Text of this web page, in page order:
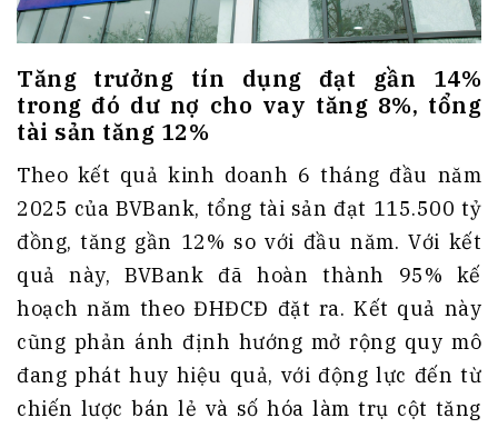
Tăng trưởng tín dụng đạt gần 14%
trong đó dư nợ cho vay tăng 8%, tổng
tài sản tăng 12%
Theo kết quả kinh doanh 6 tháng đầu năm
2025 của BVBank, tổng tài sản đạt 115.500 tỷ
đồng, tăng gần 12% so với đầu năm. Với kết
quả này, BVBank đã hoàn thành 95% kế
hoạch năm theo ĐHĐCĐ đặt ra. Kết quả này
cũng phản ánh định hướng mở rộng quy mô
đang phát huy hiệu quả, với động lực đến từ
chiến lược bán lẻ và số hóa làm trụ cột tăng